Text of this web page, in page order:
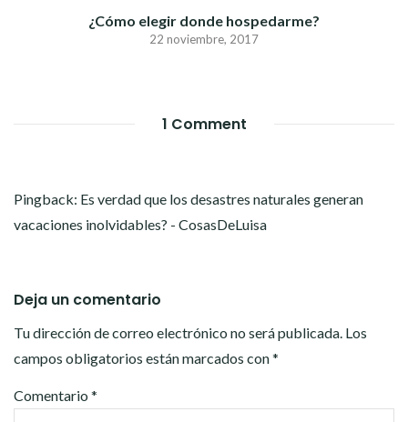
¿Cómo elegir donde hospedarme?
22 noviembre, 2017
1 Comment
Pingback: Es verdad que los desastres naturales generan
vacaciones inolvidables? - CosasDeLuisa
Deja un comentario
Tu dirección de correo electrónico no será publicada. Los
campos obligatorios están marcados con*
Comentario *